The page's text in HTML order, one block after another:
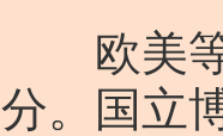
欧美等
分。国立